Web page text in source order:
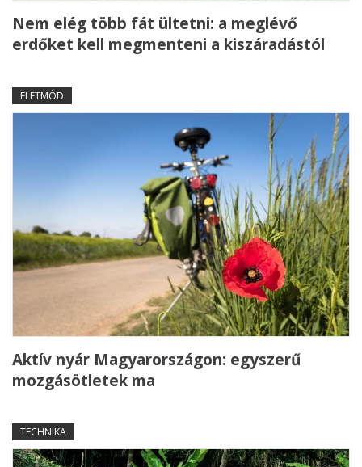
Nem elég több fát ültetni: a meglévő
erdőket kell megmenteni a kiszáradástól
ÉLETMÓD
Aktív nyár Magyarországon: egyszerű
mozgásötletek ma
TECHNIKA